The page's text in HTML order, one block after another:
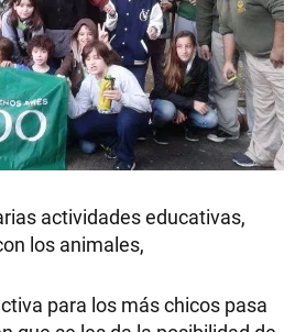
actividades educativas,
los animales,
para los más chicos pasa